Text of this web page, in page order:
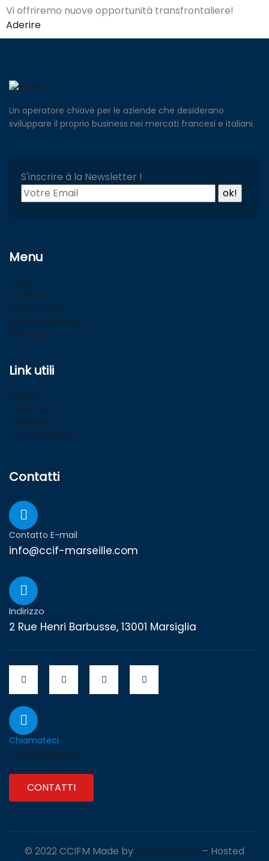
Vi offriremo nuove opportunità transfrontaliere!
Aderire
Un operatore chiave per le aziende che desiderano
sviluppare il proprio business nei mercati francesi e italiani.
S'inscrire à la Newsletter !
Menu
Home
Chi Siamo
Fiere e eventi
Servizi alle imprese
Polo Europa
Link utili
Aderire
I nostri uffici
Hub export
Il nostro catalogo
Contatti
Contatto E-mail
info@ccif-marseille.com
Indirizzo
2 Rue Henri Barbusse, 13001 Marsiglia
Chiamateci
+33 4 91 90 81 17
CONTATTI
© 2022 CCIFM Made by Pure Moment – Hosted